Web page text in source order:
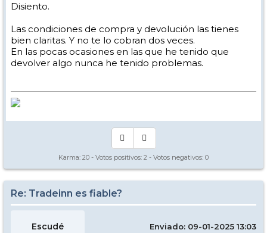
Disiento.
Las condiciones de compra y devolución las tienes
bien claritas. Y no te lo cobran dos veces.
En las pocas ocasiones en las que he tenido que
devolver algo nunca he tenido problemas.
Karma: 20 - Votos positivos: 2 - Votos negativos: 0
Re: Tradeinn es fiable?
Escudé Enviado: 09-01-2025 13:03